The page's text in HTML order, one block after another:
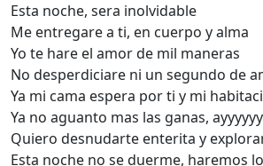
Esta noche, sera inolvidable
Me entregare a ti, en cuerpo y alma
Yo te hare el amor de mil maneras
No desperdiciare ni un segundo de
Ya mi cama espera por ti y mi
Ya no aguanto mas las ganas,
Quiero desnudarte enterita y
Esta noche no se duerme, haremos